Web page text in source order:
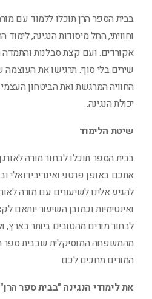
בבית הספר הרן תוכלו ללמוד עם
וחוויתי, החל מיסודות הנגינה, לימוד
אקורדים. ועם קצת סבלנות והתמדה
שירים בלי סוף. תרגישו את
החוויה המרגשת ואת הביטחון
יכולת הנגינה.
שיטת הלימוד
בבית הספר תוכלו לבחור מורה
אתכם באופן פרטני
להגיע אלינו לשיעורים עם מורה
ואינטימיות וכמובן השיעור יותאם
לבחור מורים מהטובים ביותר
מהמשפחה המוסיקלית שבבית ספר
המורים מחכים לכם.
את לימודי הנגינה "בבית ספר